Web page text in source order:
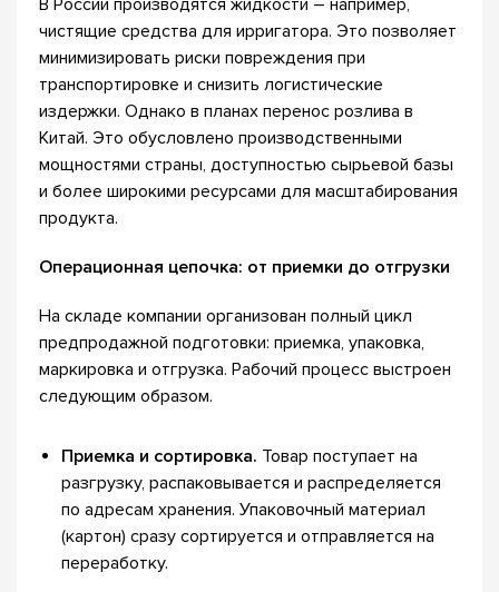
В России производятся жидкости – например,
чистящие средства для ирригатора. Это позволяет
минимизировать риски повреждения при
транспортировке и снизить логистические
издержки. Однако в планах перенос розлива в
Китай. Это обусловлено производственными
мощностями страны, доступностью сырьевой базы
и более широкими ресурсами для масштабирования
продукта.
Операционная цепочка: от приемки до отгрузки
На складе компании организован полный цикл
предпродажной подготовки: приемка, упаковка,
маркировка и отгрузка. Рабочий процесс выстроен
следующим образом.
Приемка и сортировка. Товар поступает на
разгрузку, распаковывается и распределяется
по адресам хранения. Упаковочный материал
(картон) сразу сортируется и отправляется на
переработку.